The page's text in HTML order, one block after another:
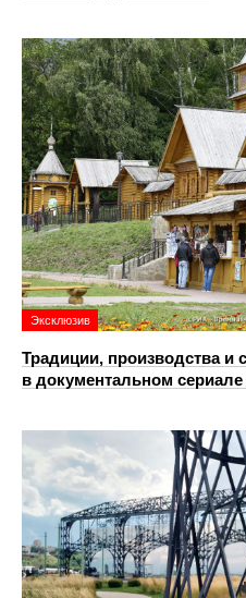
Эксклюзив
Традиции, производства и
в документальном